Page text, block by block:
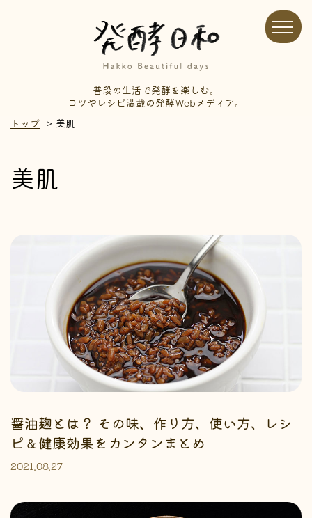
普段の生活で発酵を楽しむ。
コツやレシピ満載の発酵Webメディア。
トップ
美肌
美肌
醤油麹とは？ その味、作り方、使い方、レシ
ピ＆健康効果をカンタンまとめ
2021.08.27